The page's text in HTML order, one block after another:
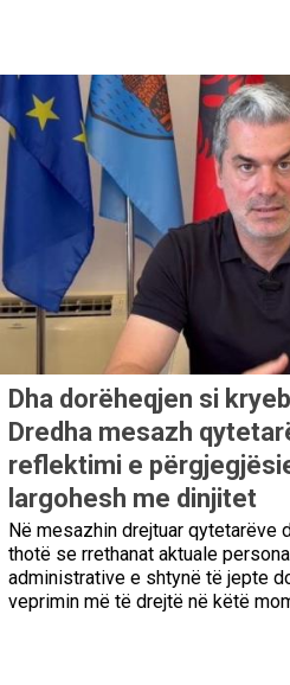
Dha dorëheqjen si
Dredha mesazh
reflektimi e
largohesh me dinjitet
Në mesazhin drejtuar qytetarëve
thotë se rrethanat aktuale
administrative e shtynë të jepte
veprimin më të drejtë në këtë